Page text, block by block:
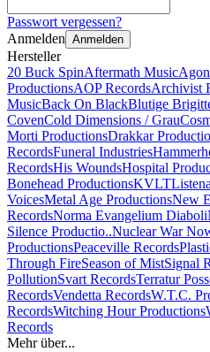
Passwort vergessen?
Anmelden Anmelden
Hersteller
20 Buck SpinAftermath Music
ProductionsAOP RecordsArchivist
MusicBack On BlackBlutige
CovenCold Dimensions / Grau
Morti ProductionsDrakkar
RecordsFuneral Industries
RecordsHis WoundsHospital
Bonehead ProductionsKVLT
VoicesMetal Age ProductionsNew
RecordsNorma Evangelium Diaboli
Silence Productio..Nuclear War
ProductionsPeaceville Records
Through FireSeason of MistSignal
PollutionSvart RecordsTerratur
RecordsVendetta RecordsW.T.C.
RecordsWitching Hour Productions
Records
Mehr über...